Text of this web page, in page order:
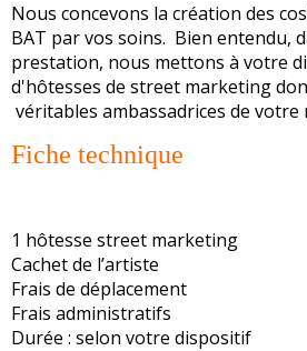
Nous concevons la création des
BAT par vos soins. Bien entendu,
prestation, nous mettons à votre
d'hôtesses de street marketing
véritables ambassadrices de votre
Fiche technique
1 hôtesse street marketing
Cachet de l’artiste
Frais de déplacement
Frais administratifs
Durée : selon votre dispositif